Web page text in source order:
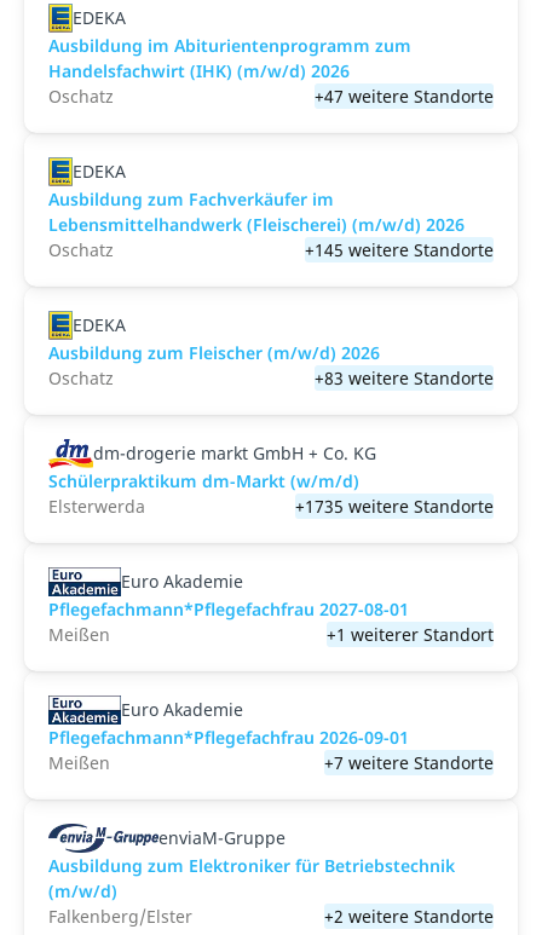
EDEKA
Ausbildung im Abiturientenprogramm zum
Handelsfachwirt (IHK) (m/w/d) 2026
Oschatz
+47 weitere Standorte
EDEKA
Ausbildung zum Fachverkäufer im
Lebensmittelhandwerk (Fleischerei) (m/w/d) 2026
Oschatz
+145 weitere Standorte
EDEKA
Ausbildung zum Fleischer (m/w/d) 2026
Oschatz
+83 weitere Standorte
dm-drogerie markt GmbH + Co. KG
Schülerpraktikum dm-Markt (w/m/d)
Elsterwerda
+1735 weitere Standorte
Euro Akademie
Pflegefachmann*Pflegefachfrau 2027-08-01
Meißen
+1 weiterer Standort
Euro Akademie
Pflegefachmann*Pflegefachfrau 2026-09-01
Meißen
+7 weitere Standorte
enviaM-Gruppe
Ausbildung zum Elektroniker für Betriebstechnik
(m/w/d)
Falkenberg/Elster
+2 weitere Standorte